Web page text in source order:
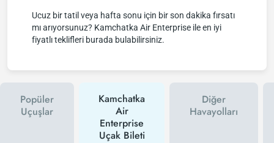
Ucuz bir tatil veya hafta sonu için bir son dakika fırsatı
mı arıyorsunuz? Kamchatka Air Enterprise ile en iyi
fiyatlı teklifleri burada bulabilirsiniz.
Popüler
Uçuşlar
Kamchatka
Air
Enterprise
Uçak Bileti
Diğer
Havayolları